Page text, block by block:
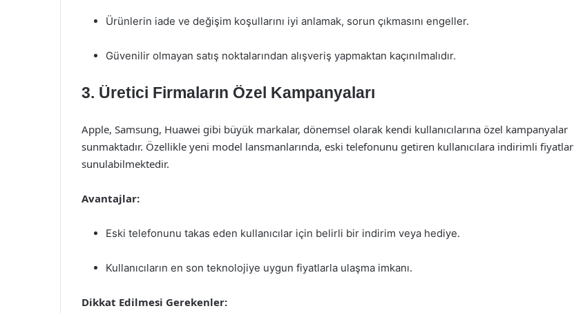
Ürünlerin iade ve değişim koşullarını iyi anlamak, sorun çıkmasını engeller.
Güvenilir olmayan satış noktalarından alışveriş yapmaktan kaçınılmalıdır.
3. Üretici Firmaların Özel Kampanyaları
Apple, Samsung, Huawei gibi büyük markalar, dönemsel olarak kendi kullanıcılarına özel kampanyalar
sunmaktadır. Özellikle yeni model lansmanlarında, eski telefonunu getiren kullanıcılara indirimli fiyatlar
sunulabilmektedir.
Avantajlar:
Eski telefonunu takas eden kullanıcılar için belirli bir indirim veya hediye.
Kullanıcıların en son teknolojiye uygun fiyatlarla ulaşma imkanı.
Dikkat Edilmesi Gerekenler: